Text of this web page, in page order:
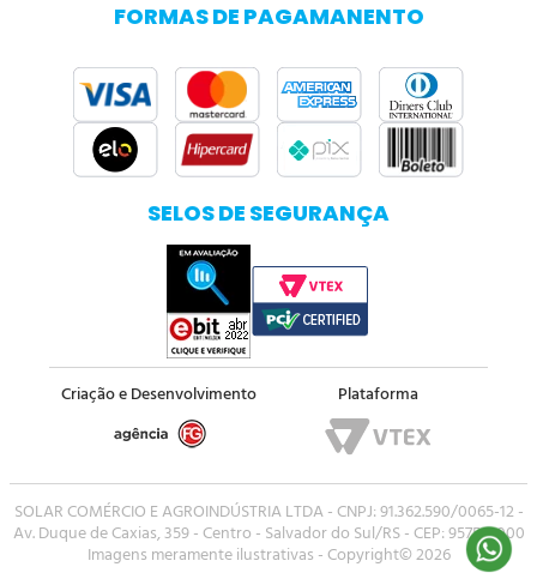
FORMAS DE PAGAMANENTO
SELOS DE SEGURANÇA
Criação e Desenvolvimento Plataforma
SOLAR COMÉRCIO E AGROINDÚSTRIA LTDA - CNPJ: 91.362.590/0065-12 -
Av. Duque de Caxias, 359 - Centro - Salvador do Sul/RS - CEP: 95750-000
Imagens meramente ilustrativas - Copyright© 2026